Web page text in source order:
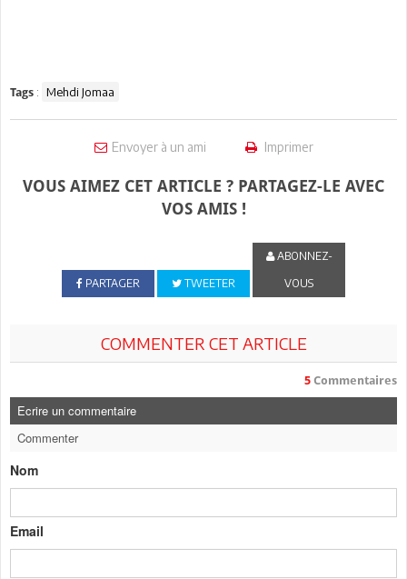
Tags : Mehdi Jomaa
Envoyer à un ami Imprimer
VOUS AIMEZ CET ARTICLE ? PARTAGEZ-LE AVEC
VOS AMIS !
PARTAGER TWEETER
ABONNEZ-
VOUS
COMMENTER CET ARTICLE
5 Commentaires
Ecrire un commentaire
Commenter
Nom
Email